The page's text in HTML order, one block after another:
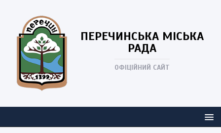
ПЕРЕЧИНСЬКА МІСЬКА
РАДА
ОФІЦІЙНИЙ САЙТ